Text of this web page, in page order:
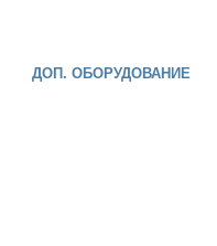
ДОП. ОБОРУДОВАНИЕ